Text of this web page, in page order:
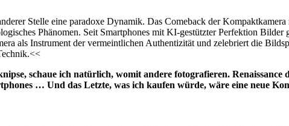
Stelle eine paradoxe Dynamik. Das Comeback der
Phänomen. Seit Smartphones mit KI-gestützter Perfektion Bilder
als Instrument der vermeintlichen Authentizität und zelebriert die
schaue ich natürlich, womit andere fotografieren. Renaissance
… Und das Letzte, was ich kaufen würde, wäre eine neue